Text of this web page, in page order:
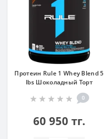
Протеин Rule 1 Whey Blend 5
lbs Шоколадный Торт
0
60 950 тг.